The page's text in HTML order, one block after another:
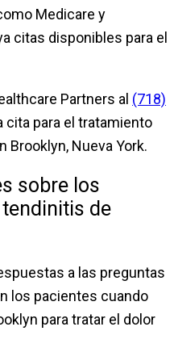
Medicare y
citas disponibles para el
Partners al (718)
cita para el tratamiento
Brooklyn, Nueva York.
sobre los
de
a las preguntas
los pacientes cuando
para tratar el dolor